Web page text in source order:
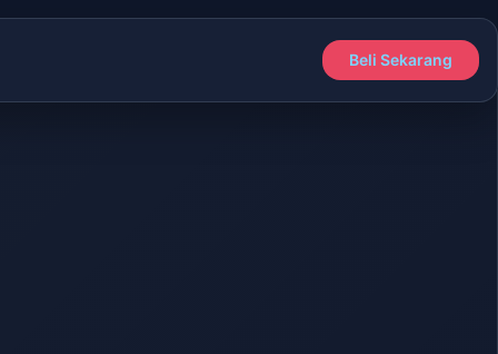
Beli Sekarang